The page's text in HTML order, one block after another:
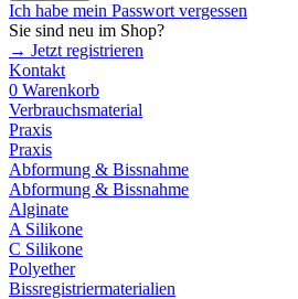
Ich habe mein Passwort vergessen
Sie sind neu im Shop?
→ Jetzt registrieren
Kontakt
0 Warenkorb
Verbrauchsmaterial
Praxis
Praxis
Abformung & Bissnahme
Abformung & Bissnahme
Alginate
A Silikone
C Silikone
Polyether
Bissregistriermaterialien